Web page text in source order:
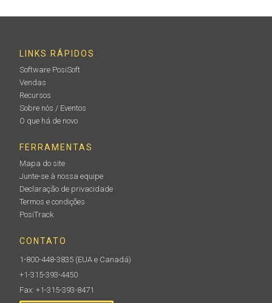
LINKS RÁPIDOS
Software PosiSoft
Vendas
Recursos
Sobre nós / Eventos
O que há de novo
FERRAMENTAS
Mapa do site
Junte-se à nossa equipe
Declaração de privacidade
Termos e condições
PosiTrack
CONTATO
1-800-448-3835 (EUA e Canadá)
+1-315-393-4450
Fax: +1-315-393-8471